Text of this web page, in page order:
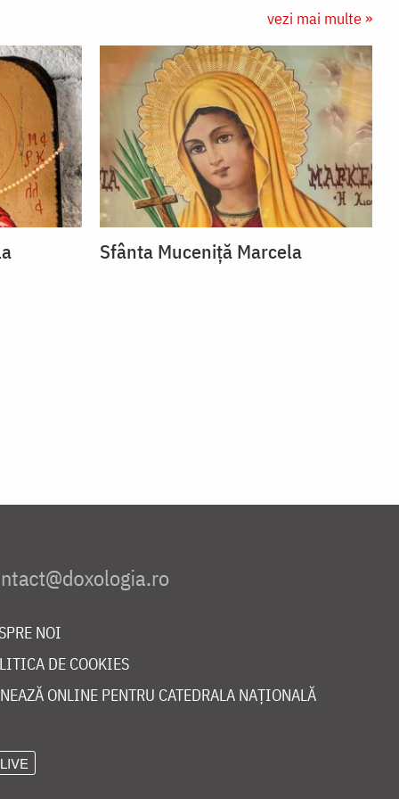
vezi mai multe »
Sfânta Muceniță Marcela
NOI
DE COOKIES
ONLINE PENTRU CATEDRALA NAȚIONALĂ
LIVE